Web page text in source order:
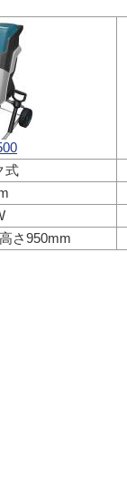
式
さ950mm